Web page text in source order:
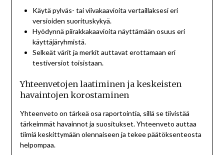
Käytä pylväs- tai viivakaavioita vertaillaksesi eri
versioiden suorituskykyä.
Hyödynnä piirakkakaavioita näyttämään osuus eri
käyttäjäryhmistä.
Selkeät värit ja merkit auttavat erottamaan eri
testiversiot toisistaan.
Yhteenvetojen laatiminen ja keskeisten
havaintojen korostaminen
Yhteenveto on tärkeä osa raportointia, sillä se tiivistää
tärkeimmät havainnot ja suositukset. Yhteenveto auttaa
tiimiä keskittymään olennaiseen ja tekee päätöksenteosta
helpompaa.